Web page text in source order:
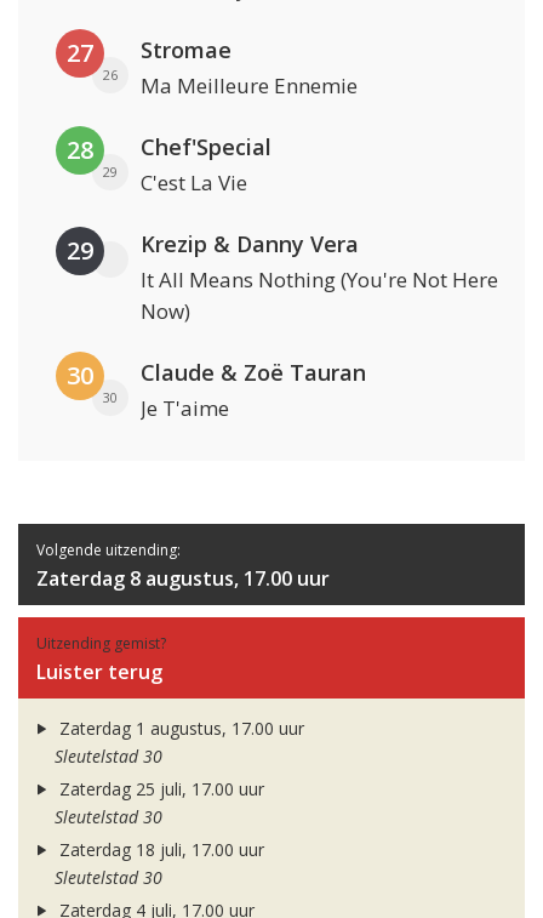
27
26
Stromae
Ma Meilleure Ennemie
28
29
Chef'Special
C'est La Vie
29 Krezip & Danny Vera
It All Means Nothing (You're Not Here
Now)
30
30
Claude & Zoë Tauran
Je T'aime
Volgende uitzending:
Zaterdag 8 augustus, 17.00 uur
Uitzending gemist?
Luister terug
Zaterdag 1 augustus, 17.00 uur
Sleutelstad 30
Zaterdag 25 juli, 17.00 uur
Sleutelstad 30
Zaterdag 18 juli, 17.00 uur
Sleutelstad 30
Zaterdag 4 juli, 17.00 uur